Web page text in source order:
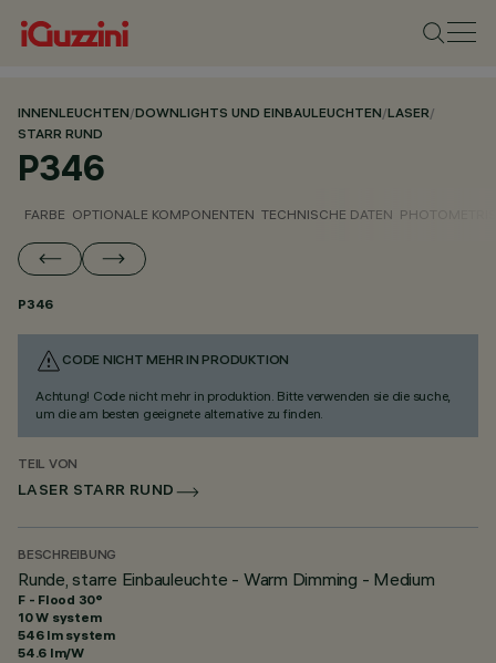
INNENLEUCHTEN/DOWNLIGHTS UND EINBAULEUCHTEN/LASER/
STARR RUND
P346
FARBE OPTIONALE KOMPONENTEN TECHNISCHE DATEN
P346
CODE NICHT MEHR IN PRODUKTION
Achtung! Code nicht mehr in produktion. Bitte verwenden sie die suche,
um die am besten geeignete alternative zu finden.
TEIL VON
LASER STARR RUND
BESCHREIBUNG
Runde, starre Einbauleuchte - Warm Dimming - Medium
F - Flood 30°
10 W system
546 lm system
54.6 lm/W